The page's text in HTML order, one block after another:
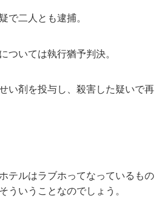
で二人とも逮捕。
ついては執行猶予判決。
い剤を投与し、殺害した疑いで再
テルはラブホってなっているもの
ういうことなのでしょう。